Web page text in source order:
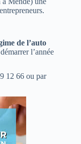
de l’auto
l’année
12 66 ou par